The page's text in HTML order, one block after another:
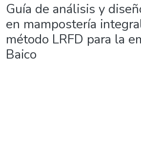
Guía de análisis y
en mampostería
método LRFD para la
Baico